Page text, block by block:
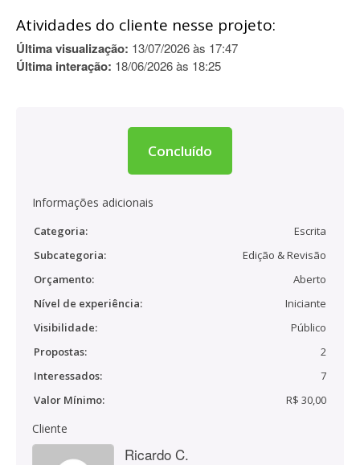
Atividades do cliente nesse projeto:
Última visualização: 13/07/2026 às 17:47
Última interação: 18/06/2026 às 18:25
Concluído
Informações adicionais
Categoria:
Escrita
Subcategoria:
Edição & Revisão
Orçamento:
Aberto
Nível de experiência:
Iniciante
Visibilidade:
Público
Propostas:
2
Interessados:
7
Valor Mínimo:
R$ 30,00
Cliente
Ricardo C.